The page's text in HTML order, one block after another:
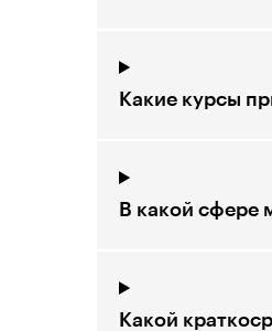
Какие курсы
В какой сфере
Какой